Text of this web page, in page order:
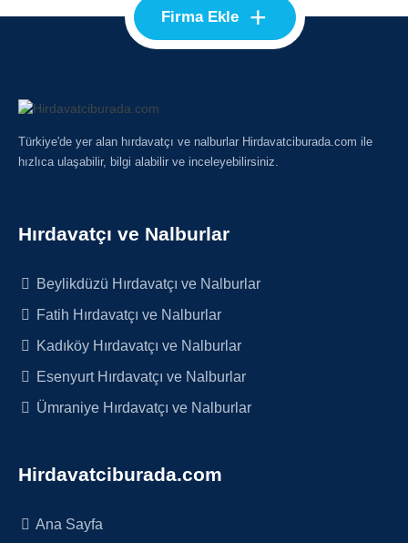
Firma Ekle +
Türkiye'de yer alan hırdavatçı ve nalburlar Hirdavatciburada.com ile
hızlıca ulaşabilir, bilgi alabilir ve inceleyebilirsiniz.
Hırdavatçı ve Nalburlar
Beylikdüzü Hırdavatçı ve Nalburlar
Fatih Hırdavatçı ve Nalburlar
Kadıköy Hırdavatçı ve Nalburlar
Esenyurt Hırdavatçı ve Nalburlar
Ümraniye Hırdavatçı ve Nalburlar
Hirdavatciburada.com
Ana Sayfa